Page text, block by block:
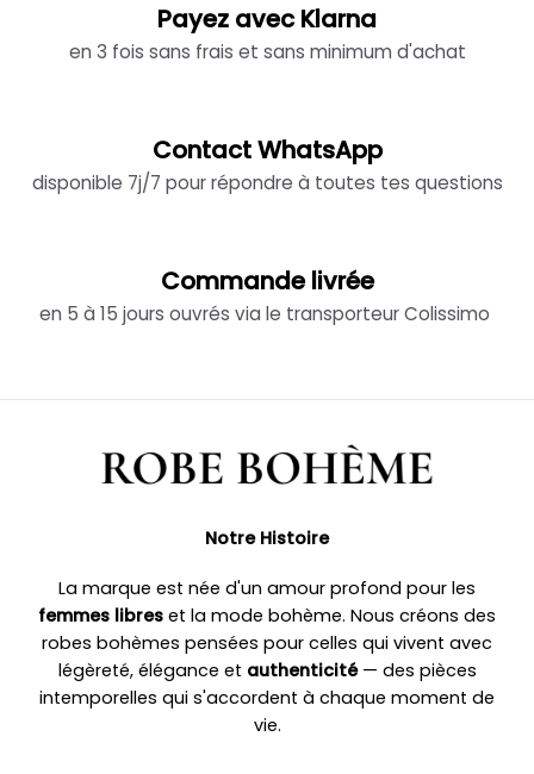
Payez avec Klarna
en 3 fois sans frais et sans minimum d'achat
Contact WhatsApp
disponible 7j/7 pour répondre à toutes tes questions
Commande livrée
en 5 à 15 jours ouvrés via le transporteur Colissimo
Notre Histoire
La marque est née d'un amour profond pour les
femmes libres et la mode bohème. Nous créons des
robes bohèmes pensées pour celles qui vivent avec
légèreté, élégance et authenticité— des pièces
intemporelles qui s'accordent à chaque moment de
vie.